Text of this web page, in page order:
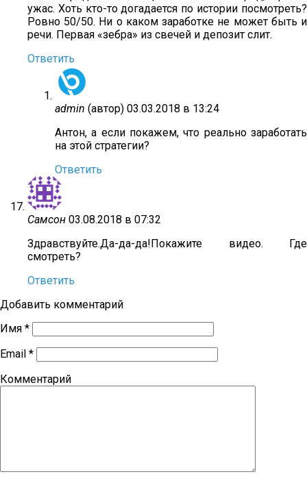
ужас. Хоть кто-то догадается по истории посмотреть?
Ровно 50/50. Ни о каком заработке не может быть и
речи. Первая «зебра» из свечей и депозит слит.
Ответить
admin (автор) 03.03.2018 в 13:24
Антон, а если покажем, что реально заработать
на этой стратегии?
Ответить
Самсон 03.08.2018 в 07:32
Здравствуйте.Да-да-да!Покажите видео. Где
смотреть?
Ответить
Добавить комментарий
Имя *
Email *
Комментарий